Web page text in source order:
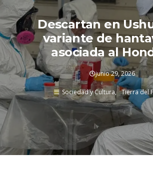
Descartan en
variante de
asociada al
junio 29, 2026
Sociedad y Cultura Tierra del